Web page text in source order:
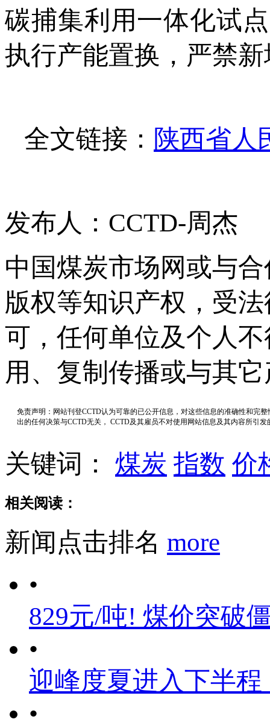
碳捕集利用一体化试
执行产能置换，严禁
全文链接： 陕西省人
发布人：CCTD-周杰
中国煤炭市场网或与
版权等知识产权，受
可，任何单位及个人
用、复制传播或与其
免责声明：网站刊登CCTD认为可靠的已公开信息，对这些信息的准确性和完
出的任何决策与CCTD无关， CCTD及其雇员不对使用网站信息及其内容所引
关键词： 煤炭 指数 价
相关阅读：
新闻点击排名 more
•
829元/吨! 煤价突破
•
迎峰度夏进入下半
•